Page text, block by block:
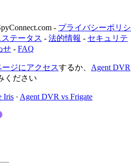
- プライバシーポリシ
テータス - 法的情報 - セキュリテ
せ - FAQ
ジにアクセスするか、 Agent DVR
ください
Iris · Agent DVR vs Frigate